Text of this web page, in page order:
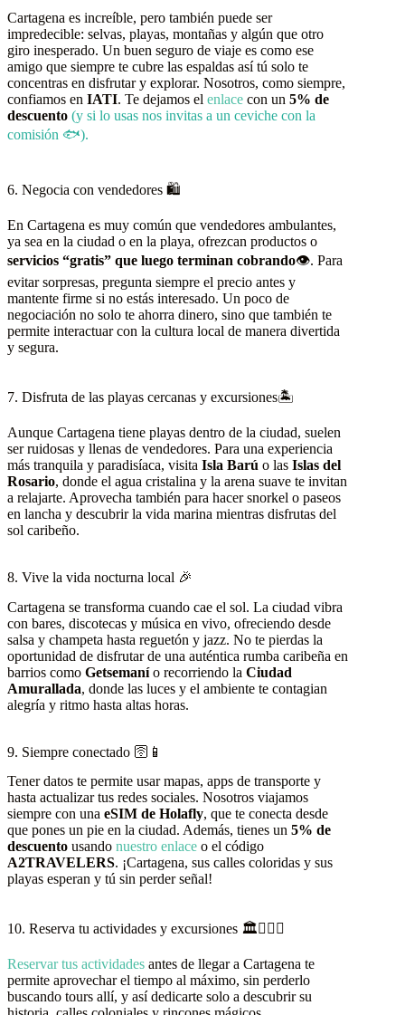
Cartagena es increíble, pero también puede ser
impredecible: selvas, playas, montañas y algún que otro
giro inesperado. Un buen seguro de viaje es como ese
amigo que siempre te cubre las espaldas así tú solo te
concentras en disfrutar y explorar. Nosotros, como siempre,
confiamos en IATI. Te dejamos el enlace con un 5% de
descuento (y si lo usas nos invitas a un ceviche con la
comisión 🐟).
6. Negocia con vendedores 🛍️
En Cartagena es muy común que vendedores ambulantes,
ya sea en la ciudad o en la playa, ofrezcan productos o
servicios “gratis” que luego terminan cobrando👁️. Para
evitar sorpresas, pregunta siempre el precio antes y
mantente firme si no estás interesado. Un poco de
negociación no solo te ahorra dinero, sino que también te
permite interactuar con la cultura local de manera divertida
y segura.
7. Disfruta de las playas cercanas y excursiones🏝️
Aunque Cartagena tiene playas dentro de la ciudad, suelen
ser ruidosas y llenas de vendedores. Para una experiencia
más tranquila y paradisíaca, visita Isla Barú o las Islas del
Rosario, donde el agua cristalina y la arena suave te invitan
a relajarte. Aprovecha también para hacer snorkel o paseos
en lancha y descubrir la vida marina mientras disfrutas del
sol caribeño.
8. Vive la vida nocturna local 🎉
Cartagena se transforma cuando cae el sol. La ciudad vibra
con bares, discotecas y música en vivo, ofreciendo desde
salsa y champeta hasta reguetón y jazz. No te pierdas la
oportunidad de disfrutar de una auténtica rumba caribeña en
barrios como Getsemanío recorriendo la Ciudad
Amurallada, donde las luces y el ambiente te contagian
alegría y ritmo hasta altas horas.
9. Siempre conectado 🛜📱
Tener datos te permite usar mapas, apps de transporte y
hasta actualizar tus redes sociales. Nosotros viajamos
siempre con una eSIM de Holafly, que te conecta desde
que pones un pie en la ciudad. Además, tienes un 5% de
descuento usando nuestro enlace o el código
A2TRAVELERS. ¡Cartagena, sus calles coloridas y sus
playas esperan y tú sin perder señal!
10. Reserva tu actividades y excursiones 🏛️🚶🏻‍♀️
Reservar tus actividades antes de llegar a Cartagena te
permite aprovechar el tiempo al máximo, sin perderlo
buscando tours allí, y así dedicarte solo a descubrir su